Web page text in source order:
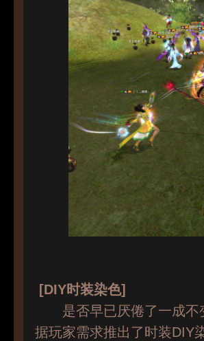
[DIY时装染色]
是否早已厌倦了一成不
据玩家需求推出了时装DIY